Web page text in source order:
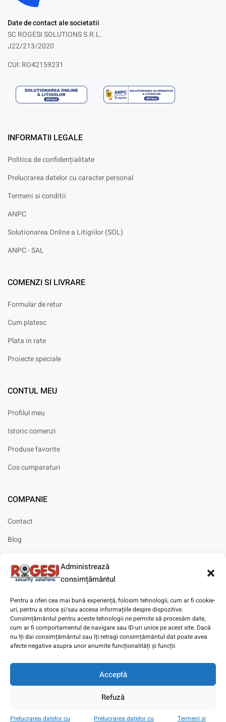
Administrează
consimțământul
Pentru a oferi cea mai bună experiență, folosim tehnologii, cum ar fi cookie-
uri, pentru a stoca și/sau accesa informațiile despre dispozitive.
Consimțământul pentru aceste tehnologii ne permite să procesăm date,
cum ar fi comportamentul de navigare sau ID-uri unice pe acest site. Dacă
nu îți dai consimțământul sau îți retragi consimțământul dat poate avea
afecte negative asupra unor anumite funcționalități și funcții.
Acceptă
Refuză
Prelucrarea datelor cu Prelucrarea datelor cu Termeni si
Date de contact ale societatii
SC ROGESI SOLUTIONS S.R.L.
J22/213/2020
CUI: RO42159231
INFORMATII LEGALE
Politica de confidențialitate
Prelucrarea datelor cu caracter personal
Termeni si conditii
ANPC
Solutionarea Online a Litigiilor (SOL)
ANPC - SAL
COMENZI SI LIVRARE
Formular de retur
Cum platesc
Plata in rate
Proiecte speciale
CONTUL MEU
Profilul meu
Istoric comenzi
Produse favorite
Cos cumparaturi
COMPANIE
Contact
Blog
Solicitare instalare
Copyright © 2025Digitaz.